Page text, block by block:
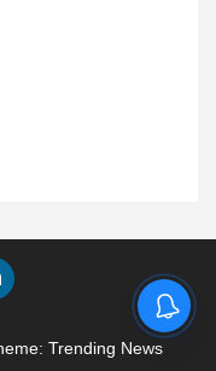
Trending News